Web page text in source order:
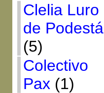
Clelia Luro
de Podestá
(5)
Colectivo
Pax (1)